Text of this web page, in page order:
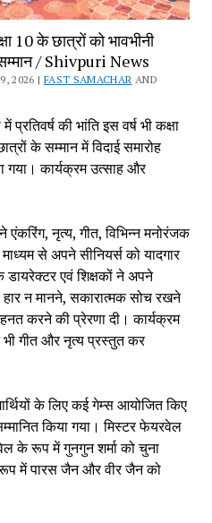
के छात्रों को भावभीनी
सम्मान / Shivpuri News
2026 | FAST SAMACHAR AND
की भांति इस वर्ष भी कक्षा
के सम्मान में विदाई समारोह
गया। कार्यक्रम उत्साह और
ने एंकरिंग, नृत्य, गीत, विभिन्न मनोरंजक
से अपने सीनियर्स को यादगार
एवं शिक्षकों ने अपने
हार न मानने, सकारात्मक सोच रखने
करने की प्रेरणा दी। कार्यक्रम
भी गीत और नृत्य प्रस्तुत कर
के लिए कई गेम्स आयोजित किए
किया गया। मिस्टर फेयरवेल
के रूप में गुनगुन शर्मा को चुना
में पारस जैन और वीर जैन को